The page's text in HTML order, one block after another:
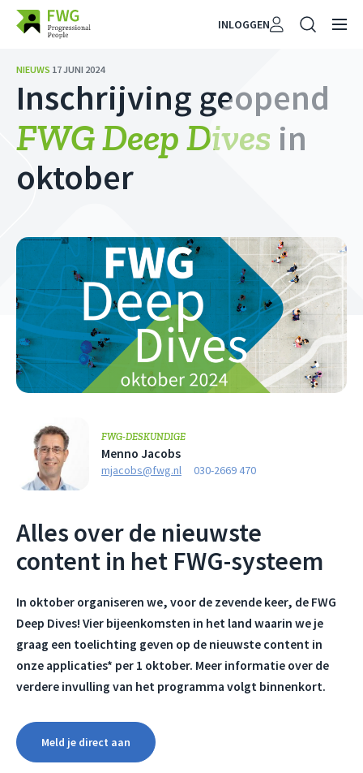
INLOGGEN
NIEUWS 17 JUNI 2024
Inschrijving geopend
FWGDeep Dives in
oktober
FWG-DESKUNDIGE
Menno Jacobs
mjacobs@fwg.nl 030-2669 470
Alles over de nieuwste
content in het FWG-systeem
In oktober organiseren we, voor de zevende keer, de FWG
Deep Dives! Vier bijeenkomsten in het land waarin we je
graag een toelichting geven op de nieuwste content in
onze applicaties* per 1 oktober. Meer informatie over de
verdere invulling van het programma volgt binnenkort.
Meld je direct aan